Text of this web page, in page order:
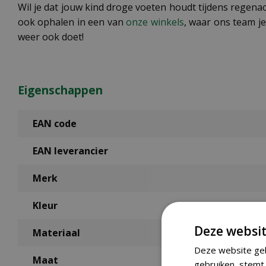
Wil je dat jouw kind droge voeten houdt tijdens
ook ophalen in een vanonze winkels, waar ons team
weer ook doet!
Eigenschappen
EAN code
EAN leverancier
Merk
Kleur
Materiaal
Maat
Deze
Deze website